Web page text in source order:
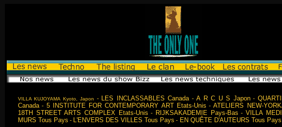
VILLA KUJOYAMA Kyoto, Japon - LES INCLASSABLES Canada-A R C U S Japon-
Canada- 5 INSTITUTE FOR CONTEMPORARY ART Etats-Unis - ATELIERS NEW-
18TH STREET ARTS COMPLEX Etats-Unis - RIJKSAKADEMIE Pays-Bas -VILLA
MURS Tous Pays - L'ENVERS DES VILLES Tous Pays - EN QUÊTE D'AUTEURS Tous Pays